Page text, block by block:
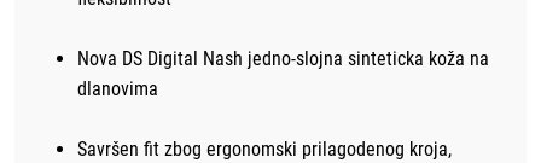
Nova DS Digital Nash jedno-slojna sinteticka koža na
dlanovima
Savršen fit zbog ergonomski prilagodenog kroja,